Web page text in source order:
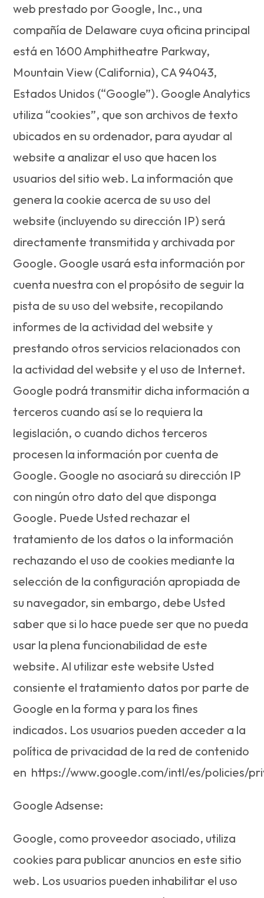
web prestado por Google, Inc., una
compañía de Delaware cuya oficina principal
está en 1600 Amphitheatre Parkway,
Mountain View (California), CA 94043,
Estados Unidos (“Google”). Google Analytics
utiliza “cookies”, que son archivos de texto
ubicados en su ordenador, para ayudar al
website a analizar el uso que hacen los
usuarios del sitio web. La información que
genera la cookie acerca de su uso del
website (incluyendo su dirección IP) será
directamente transmitida y archivada por
Google. Google usará esta información por
cuenta nuestra con el propósito de seguir la
pista de su uso del website, recopilando
informes de la actividad del website y
prestando otros servicios relacionados con
la actividad del website y el uso de Internet.
Google podrá transmitir dicha información a
terceros cuando así se lo requiera la
legislación, o cuando dichos terceros
procesen la información por cuenta de
Google. Google no asociará su dirección IP
con ningún otro dato del que disponga
Google. Puede Usted rechazar el
tratamiento de los datos o la información
rechazando el uso de cookies mediante la
selección de la configuración apropiada de
su navegador, sin embargo, debe Usted
saber que si lo hace puede ser que no pueda
usar la plena funcionabilidad de este
website. Al utilizar este website Usted
consiente el tratamiento datos por parte de
Google en la forma y para los fines
indicados. Los usuarios pueden acceder a la
política de privacidad de la red de contenido
en https://www.google.com/intl/es/policies/
Google Adsense:
Google, como proveedor asociado, utiliza
cookies para publicar anuncios en este sitio
web. Los usuarios pueden inhabilitar el uso